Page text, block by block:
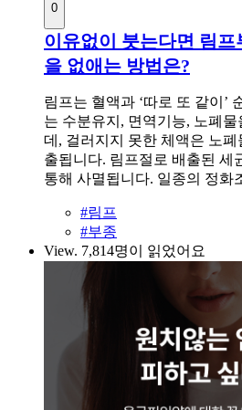
0
이유없이 붓는다면 림
을 없애는 방법은?
림프는 혈액과 ‘따로 또 같이’
는 수분유지, 면역기능, 노폐
데, 걸러지지 못한 체액은 노
출됩니다. 림프절로 배출된 세
통해 사멸됩니다. 일종의 정화
#림프
#부종
View. 7,814명이 읽었어요